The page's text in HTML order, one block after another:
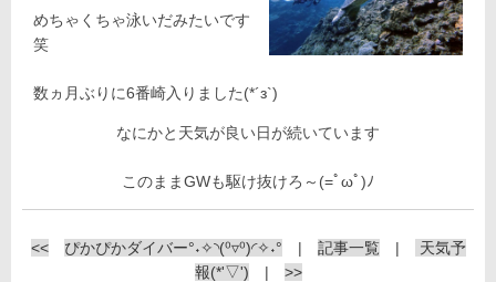
めちゃくちゃ泳いだみたいです
笑
数ヵ月ぶりに6番崎入りました(*´з`)
なにかと天気が良い日が続いています
このままGWも駆け抜けろ～(=ﾟωﾟ)ﾉ
<< ぴかぴかダイバー°˖✧◝(⁰▿⁰)◜✧˖° | 記事一覧|
天気予
報(*'▽') | >>